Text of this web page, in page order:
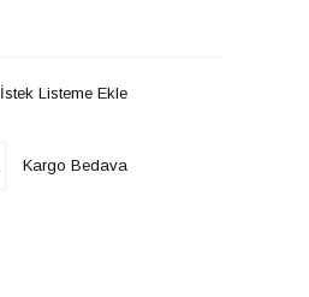
İstek Listeme Ekle
Kargo Bedava